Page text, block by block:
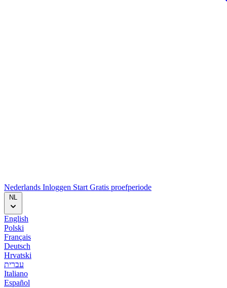
Nederlands Inloggen Start Gratis proefperiode
NL
English
Polski
Français
Deutsch
Hrvatski
עברית
Italiano
Español